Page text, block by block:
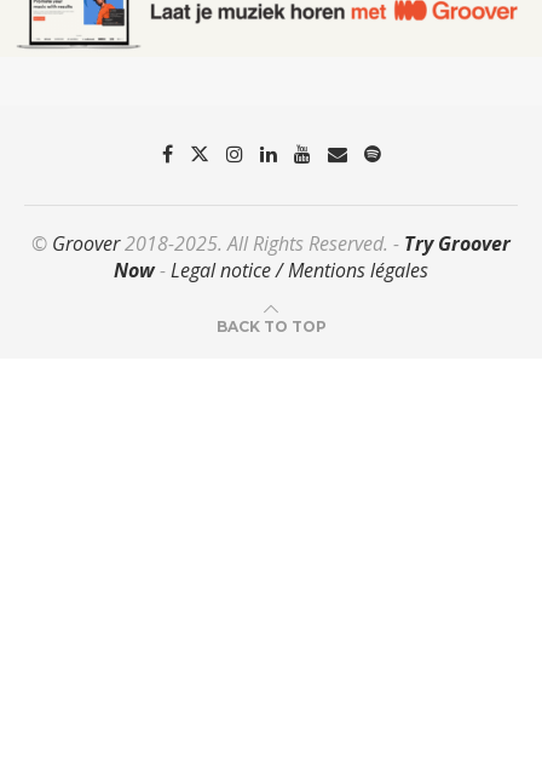
© Groover2018-2025. All Rights Reserved. - Try Groover
Now-Legal notice / Mentions légales
BACK TO TOP